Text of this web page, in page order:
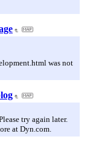
was not
try again later.
at Dyn.com.